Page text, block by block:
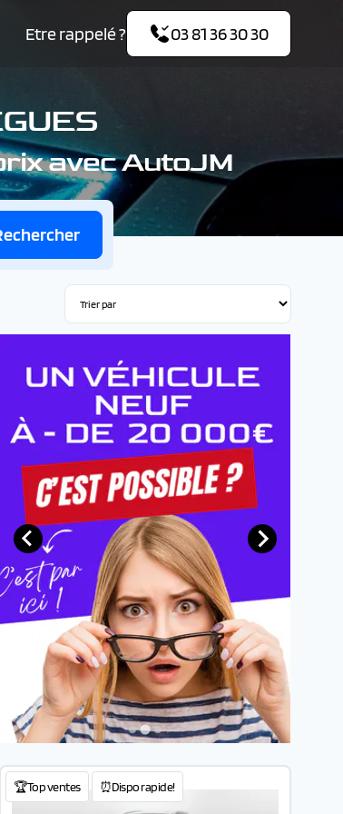
Etre rappelé ? 03 81 36 30 30
avec AutoJM
🏆Top ventes ⏰Dispo rapide!